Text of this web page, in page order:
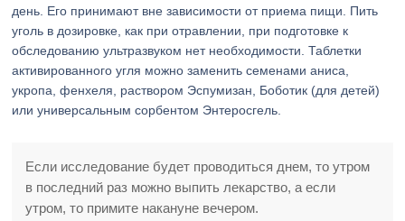
день. Его принимают вне зависимости от приема пищи. Пить
уголь в дозировке, как при отравлении, при подготовке к
обследованию ультразвуком нет необходимости. Таблетки
активированного угля можно заменить семенами аниса,
укропа, фенхеля, раствором Эспумизан, Боботик (для детей)
или универсальным сорбентом Энтеросгель.
Если исследование будет проводиться днем, то утром
в последний раз можно выпить лекарство, а если
утром, то примите накануне вечером.